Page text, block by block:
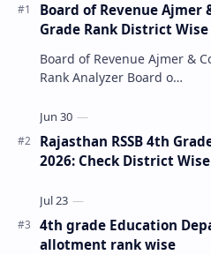
Board of Revenue Ajmer
Grade Rank District Wise
Board of Revenue Ajmer &
Rank Analyzer Board o…
Rajasthan RSSB 4th
2026: Check District
4th grade Education
allotment rank wise